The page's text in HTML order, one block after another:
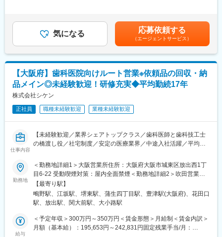
るほか、プロジェクトマネジメント（CM）領域にも挑戦可能。大
規模案件の責任者、技術指導など将来的なキャリアの幅も広いで
す。
■募集背景
・医療機関の建替え・増改築が全国的に増加し、医療×建築に特化
した工事ニーズが拡大。専門性の高い「MF技術工事部」を強化
し、10名から30名体制を目指すため施工管理の経験者を募集しま
す。
取扱い商品の販売に繋げます。
■専門性を高め、適切なコミュニケーションをとることからお客様
からの信頼獲得を目指します。
ペースメーカー・アブレーションカテーテル・電極カテーテルな
どの医療材料
※入社時点での専門知識は不要です※
■朝、病院に直行。日中は病院にて手術立合いを午前1例、午後1
～2例ほど行います。その後事務所に戻り、事務作業（事務員への
施設により異なります）
■時期により自社やメーカーのキャンペーンが行われており、特定
【充実した研修内容】
■中途同期入社の仲間との初期研修があり、必要な知識をしっかり
身につけられます。同社は中途社員は大半が営業未経験または異
業界出身の方で、安心して業務をキャッチアップいただくことが
■入社後研修は3か月間程度設けられており、商品や医療業界の知
識を学んでいただくことが可能です。研修後はOJTにて徐々に実
＞予定年収はあくまでも目安の金額であり、選考を通じて上下す
る可能性があります。■別途インセンティブ制度有■業績により期
末賞与支給・賞与：年2回支給（約5か月分）・昇給・昇格：1回/
年賃金はあくまでも目安の金額であり、選考を通じて上下する可
能性があります。月給(月額)は固定手当を含めた表記です。
気になる 応募依頼する
（エージェントサービス）
【大阪府】歯科医院向けルート営業※依頼品の回収・納
品メイン◎未経験歓迎！研修充実◆平均勤続17年
株式会社シケン
正社員 職種未経験歓迎 業種未経験歓迎
仕事内容
【未経験歓迎／業界シェアトップクラス／歯科医師と歯科技工士
の橋渡し役／社宅制度／安定の医療業界／中途入社活躍／平均在
■採用背景
歯科技工は現在、デジタル加工技術が急速に普及し過去に例を見
ないスピードでより良い製品が開発されています。また、全身の
健康に口腔内の健康が大きく関わることが判明し、歯科検診の義
務化など人々の関心が高まっております。そのため業界をリード
しより品質の高い歯科技工物をお届けするために募集をしており
ます。
■業務内容
勤務地
＜勤務地詳細1＞大阪営業所住所：大阪府大阪市城東区放出西1丁
目6-22 受動喫煙対策：屋内全面禁煙＜勤務地詳細2＞吹田営業所
住所：大阪府吹田市江坂町1丁目23-5 大同生命江坂第二ビル7階4
号受動喫煙対策：屋内全面禁煙＜勤務地詳細3＞堺営業所住所：大
阪府堺市堺区北瓦町一丁3-17 堺東センタービル408号室受動喫煙
【最寄り駅】
鴫野駅、江坂駅、堺東駅、蒲生四丁目駅、豊津駅(大阪府)、花田口
駅、放出駅、関大前駅、大小路駅
給与
＜予定年収＞300万円～350万円＜賃金形態＞月給制＜賃金内訳＞
月額（基本給）：195,653円～242,831円固定残業手当/月：